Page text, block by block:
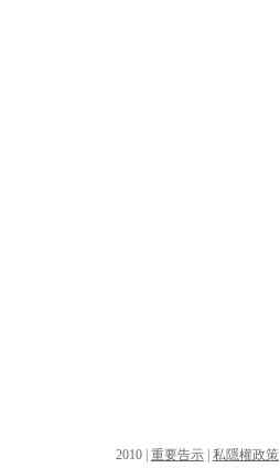
2010 | 重要告示 私隱權政策